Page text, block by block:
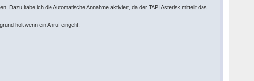
Dazu habe ich die Automatische Annahme aktiviert, da der TAPI Asterisk mitteilt das
holt wenn ein Anruf eingeht.